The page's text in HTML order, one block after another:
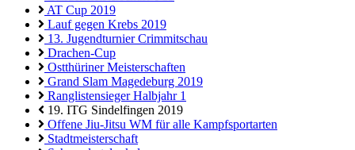
AT Cup 2019
Lauf gegen Krebs 2019
13. Jugendturnier Crimmitschau
Drachen-Cup
Ostthüriner Meisterschaften
Grand Slam Magedeburg 2019
Ranglistensieger Halbjahr 1
19. ITG Sindelfingen 2019
Offene Jiu-Jitsu WM für alle Kampfsportarten
Stadtmeisterschaft